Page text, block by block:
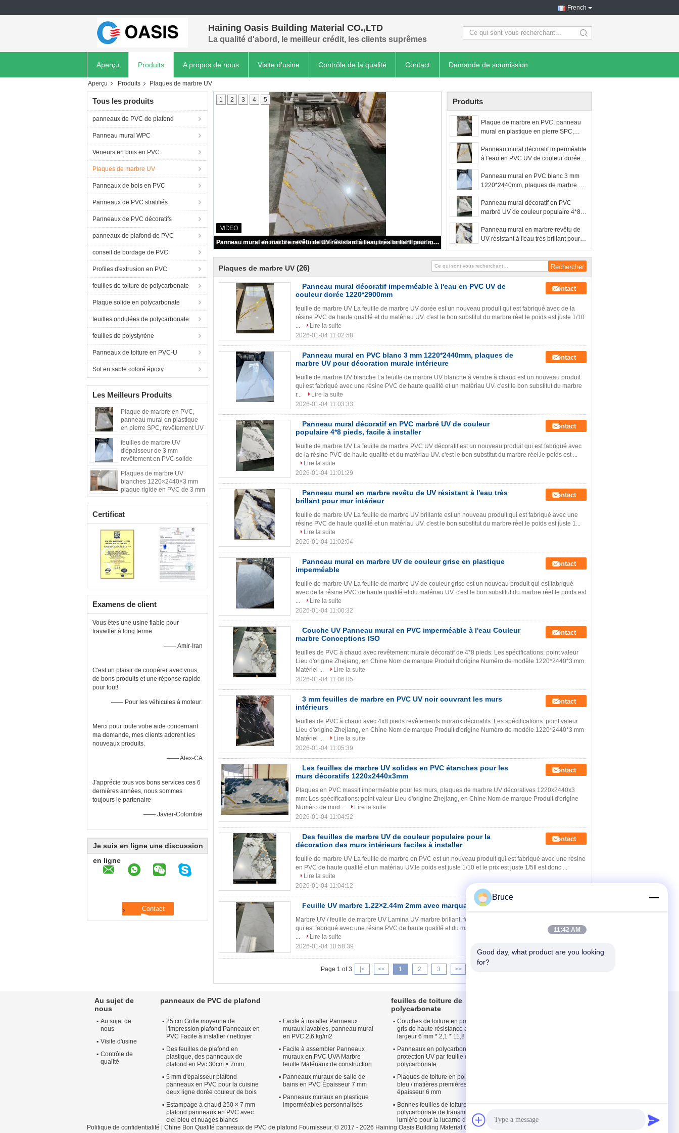
French
Haining Oasis Building Material CO.,LTD
La qualité d'abord, le meilleur crédit, les clients suprêmes search
Aperçu Produits A propos de nous Visite d'usine Contrôle de la qualité Contact Demande de soumission
Aperçu Produits Plaques de marbre UV
Tous les produits
panneaux de PVC de plafond
Panneau mural WPC
Veneurs en bois en PVC
Plaques de marbre UV
Panneaux de bois en PVC
Panneaux de PVC stratifiés
Panneaux de PVC décoratifs
panneaux de plafond de PVC
conseil de bordage de PVC
Profiles d'extrusion en PVC
feuilles de toiture de polycarbonate
Plaque solide en polycarbonate
feuilles ondulées de polycarbonate
feuilles de polystyrène
Panneaux de toiture en PVC-U
Sol en sable coloré époxy
Les Meilleurs Produits
Plaque de marbre en PVC,
panneau mural en plastique
en pierre SPC, revêtement UV
marbre, matériau décoratif
pour les murs intérieurs
feuilles de marbre UV
d'épaisseur de 3 mm
revêtement en PVC solide
Plaques de marbre UV
blanches 1220×2440×3 mm
plaque rigide en PVC de 3 mm
Certificat
Examens de client
Vous êtes une usine fiable pour
travailler à long terme.
—— Amir-Iran
C'est un plaisir de coopérer avec vous,
de bons produits et une réponse rapide
pour tout!
—— Pour les véhicules à moteur:
Merci pour toute votre aide concernant
ma demande, mes clients adorent les
nouveaux produits.
—— Alex-CA
J'apprécie tous vos bons services ces 6
dernières années, nous sommes
toujours le partenaire
—— Javier-Colombie
Je suis en ligne une discussion
en ligne
Plaque de marbre en PVC, panneau mural en plastique en pierre SPC, revêtement UV écologique, plaques de marbre, matériau décoratif pour les murs intérieurs
1 2 3 4 5 Produits
Plaque de marbre en PVC, panneau
mural en plastique en pierre SPC,
de marbre, matériau décoratif pour les
murs intérieurs
Panneau mural décoratif imperméable
à l'eau en PVC UV de couleur dorée
Panneau mural en PVC blanc 3 mm
1220*2440mm, plaques de marbre UV
Panneau mural décoratif en PVC
marbré UV de couleur populaire 4*8
Panneau mural en marbre revêtu de
UV résistant à l'eau très brillant pour
Plaques de marbre UV (26)
Panneau mural décoratif imperméable à l'eau en PVC UV de
couleur dorée 1220*2900mm
Contact
feuille de marbre UV La feuille de marbre UV dorée est un nouveau produit qui est fabriqué avec de la
résine PVC de haute qualité et du matériau UV. c'est le bon substitut du marbre réel.le poids est juste 1/10
...
Lire la suite
2026-01-04 11:02:58
Panneau mural en PVC blanc 3 mm 1220*2440mm, plaques de
marbre UV pour décoration murale intérieure
Contact
feuille de marbre UV blanche La feuille de marbre UV blanche à vendre à chaud est un nouveau produit
qui est fabriqué avec une résine PVC de haute qualité et un matériau UV. c'est le bon substitut du marbre
r...
Lire la suite
2026-01-04 11:03:33
Panneau mural décoratif en PVC marbré UV de couleur
populaire 4*8 pieds, facile à installer
Contact
feuille de marbre UV La feuille de marbre PVC UV décoratif est un nouveau produit qui est fabriqué avec
de la résine PVC de haute qualité et du matériau UV. c'est le bon substitut du marbre réel.le poids est ...
Lire la suite
2026-01-04 11:01:29
Panneau mural en marbre revêtu de UV résistant à l'eau très
brillant pour mur intérieur
Contact
feuille de marbre UV La feuille de marbre UV brillante est un nouveau produit qui est fabriqué avec une
résine PVC de haute qualité et un matériau UV. c'est le bon substitut du marbre réel.le poids est juste 1...
Lire la suite
2026-01-04 11:02:04
Panneau mural en marbre UV de couleur grise en plastique
imperméable
Contact
feuille de marbre UV La feuille de marbre UV de couleur grise est un nouveau produit qui est fabriqué
avec de la résine PVC de haute qualité et du matériau UV. c'est le bon substitut du marbre réel.le poids est
...
Lire la suite
2026-01-04 11:00:32
Couche UV Panneau mural en PVC imperméable à l'eau Couleur
marbre Conceptions ISO
Contact
feuilles de PVC à chaud avec revêtement murale décoratif de 4*8 pieds: Les spécifications: point valeur
Lieu d'origine Zhejiang, en Chine Nom de marque Produit d'origine Numéro de modèle 1220*2440*3 mm
Matériel ...
Lire la suite
2026-01-04 11:06:05
3 mm feuilles de marbre en PVC UV noir couvrant les murs
intérieurs
Contact
feuilles de PVC à chaud avec 4х8 pieds revêtements muraux décoratifs: Les spécifications: point valeur
Lieu d'origine Zhejiang, en Chine Nom de marque Produit d'origine Numéro de modèle 1220*2440*3 mm
Matériel ...
Lire la suite
2026-01-04 11:05:39
Les feuilles de marbre UV solides en PVC étanches pour les
murs décoratifs 1220х2440х3mm
Contact
Plaques en PVC massif imperméable pour les murs, plaques de marbre UV décoratives 1220x2440x3
mm: Les spécifications: point valeur Lieu d'origine Zhejiang, en Chine Nom de marque Produit d'origine
Numéro de mod...
Lire la suite
2026-01-04 11:04:52
Des feuilles de marbre UV de couleur populaire pour la
décoration des murs intérieurs faciles à installer
Contact
feuille de marbre UV La feuille de marbre en PVC est un nouveau produit qui est fabriqué avec une résine
en PVC de haute qualité et un matériau UV.le poids est juste 1/10 et le prix est juste 1/5Il est donc ...
Lire la suite
2026-01-04 11:04:12
Feuille UV marbre 1.22×2.44m 2mm avec marquage à chaud
Marbre UV / feuille de marbre UV Lamina UV marbre brillant, feuille de marbre UV est un nouveau produit
qui est fabriqué avec une résine PVC de haute qualité et du matériau UV. il est le bon substitut du marbre
...
Lire la suite
2026-01-04 10:58:39
Page 1 of 3 |< << 1 2 3 >>
Au sujet de
nous
Au sujet de
nous
Visite d'usine
Contrôle de
qualité
panneaux de PVC de plafond
25 cm Grille moyenne de
l'impression plafond Panneaux en
PVC Facile à installer / nettoyer
Des feuilles de plafond en
plastique, des panneaux de
plafond en Pvc 30cm × 7mm.
5 mm d'épaisseur plafond
panneaux en PVC pour la cuisine
deux ligne dorée couleur de bois
Estampage à chaud 250 × 7 mm
plafond panneaux en PVC avec
ciel bleu et nuages blancs
Facile à installer Panneaux
muraux lavables, panneau mural
en PVC 2,6 kg/m2
Facile à assembler Panneaux
muraux en PVC UVA Marbre
feuille Matériaux de construction
Panneaux muraux de salle de
bains en PVC Épaisseur 7 mm
Panneaux muraux en plastique
imperméables personnalisés
feuilles de toiture de
polycarbonate
Couches de toiture en polycarbonate
gris de haute résistance aux chocs
largeur 6 mm * 2,1 * 11,8 m
Panneaux en polycarbonate de 6 mm,
protection UV par feuille de
polycarbonate.
Plaques de toiture en polycarbonate
bleu / matières premières Makrolon
épaisseur 6 mm
Bonnes feuilles de toiture en
polycarbonate de transmission de la
lumière pour la lucarne de construction
Politique de confidentialité | Chine Bon Qualité panneaux de PVC de plafond Fournisseur. © 2017 - 2026 Haining Oasis Building Material CO.,LTD. All Rights Reserved.
Bruce
11:42 AM
Good day, what product are you looking
for?